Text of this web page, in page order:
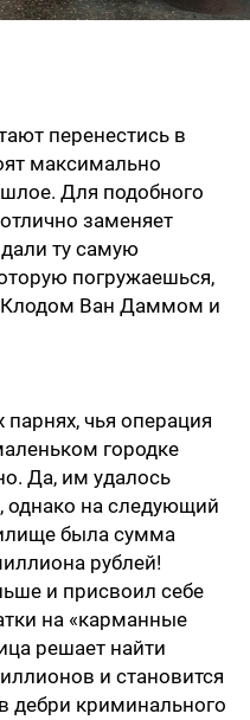
перенестись в
максимально
Для подобного
заменяет
ту самую
погружаешься,
Клодом Ван Даммом и
чья операция
городке
Да, им удалось
однако на следующий
была сумма
рублей!
и присвоил себе
на «карманные
решает найти
и становится
дебри криминального